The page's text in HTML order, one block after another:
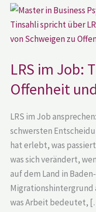
LRS im Job:
Offenheit
LRS im Job
schwersten
hat erlebt, was
was sich verändert,
auf dem Land in
Migrationshintergrund
was Arbeit bedeutet,
LRS
im
Job:
Till
Tinsahli
und
Resilienz